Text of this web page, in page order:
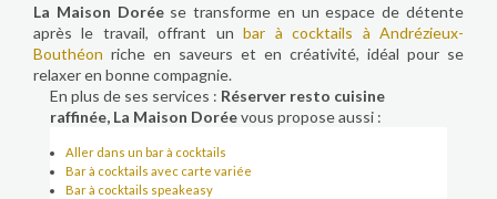
La Maison Doréese transforme en un espace de détente
après le travail, offrant unbar à cocktails à Andrézieux-
Bouthéon riche en saveurs et en créativité, idéal pour se
relaxer en bonne compagnie.
En plus de ses services : Réserver resto cuisine
raffinée, La Maison Doréevous propose aussi :
Aller dans un bar à cocktails
Bar à cocktails avec carte variée
Bar à cocktails speakeasy